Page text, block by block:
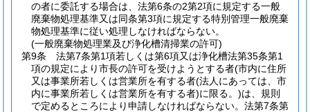
の者に委託する場合は、法第6条の2第2項に規定する一般
廃棄物処理基準又は同条第3項に規定する特別管理一般廃棄
物処理基準に従い処理しなければならない。
(一般廃棄物処理業及び浄化槽清掃業の許可)
第9条
法第7条第1項若しくは第6項又は浄化槽法第35条第1
項の規定により市長の許可を受けようとする者(市内に住所
又は事業所若しくは営業所を有する者(法人にあっては、市
内に事業所若しくは営業所を有する者)に限る。)は、規則
で定めるところにより申請しなければならない。 法第7条第